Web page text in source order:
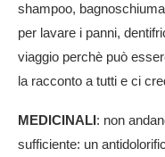
shampoo,
per lavare i panni,
viaggio perchè può
la racconto a tutti e ci
MEDICINALI: non
sufficiente: un